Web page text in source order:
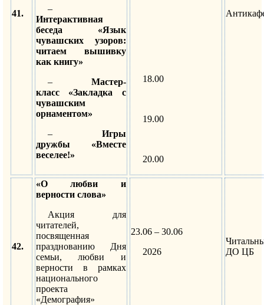
41.
–
Интерактивная
беседа «Язык
чувашских узоров:
читаем вышивку
как книгу»
– Мастер-
класс «Закладка с
чувашским
орнаментом»
– Игры
дружбы «Вместе
веселее!»
18.00
19.00
20.00
42.
«О любви и
верности слова»
Акция для
читателей,
посвященная
празднованию Дня
семьи, любви и
верности в рамках
национального
проекта
«Демография»
23.06 – 30.06
2026
ДО ЦБ